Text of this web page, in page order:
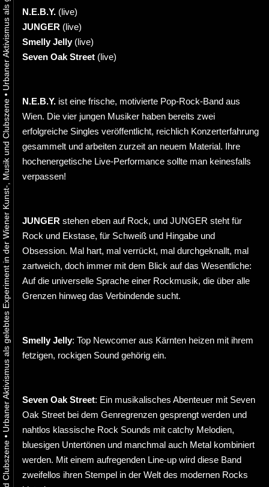
•
Urbaner Aktivismus als gelebtes Experiment in der Wiener Kunst-, Musik und Clubszene
•
N.E.B.Y. (live)
JUNGER (live)
Smelly Jelly (live)
Seven Oak Street (live)
N.E.B.Y. ist eine frische, motivierte Pop-Rock-Band aus
Wien. Die vier jungen Musiker haben bereits zwei
erfolgreiche Singles veröffentlicht, reichlich Konzerterfahrung
gesammelt und arbeiten zurzeit an neuem Material. Ihre
hochenergetische Live-Performance sollte man keinesfalls
verpassen!
JUNGER stehen eben auf Rock, und JUNGER steht für
Rock und Ekstase, für Schweiß und Hingabe und
Obsession. Mal hart, mal verrückt, mal durchgeknallt, mal
zartweich, doch immer mit dem Blick auf das Wesentliche:
Auf die universelle Sprache einer Rockmusik, die über alle
Grenzen hinweg das Verbindende sucht.
Smelly Jelly: Top Newcomer aus Kärnten heizen mit ihrem
fetzigen, rockigen Sound gehörig ein.
Seven Oak Street: Ein musikalisches Abenteuer mit Seven
Oak Street bei dem Genregrenzen gesprengt werden und
nahtlos klassische Rock Sounds mit catchy Melodien,
bluesigen Untertönen und manchmal auch Metal kombiniert
werden. Mit einem aufregenden Line-up wird diese Band
zweifellos ihren Stempel in der Welt des modernen Rocks